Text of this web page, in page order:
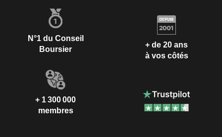
N°1 du Conseil
Boursier
+ de 20 ans
à vos côtés
+ 1 300 000
membres